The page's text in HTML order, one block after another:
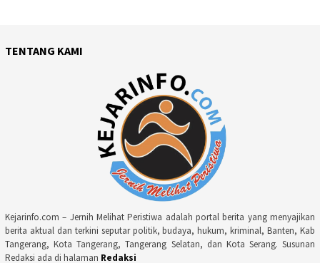
TENTANG KAMI
Kejarinfo.com – Jernih Melihat Peristiwa adalah portal berita yang menyajikan
berita aktual dan terkini seputar politik, budaya, hukum, kriminal, Banten, Kab
Tangerang, Kota Tangerang, Tangerang Selatan, dan Kota Serang. Susunan
Redaksi ada di halaman Redaksi